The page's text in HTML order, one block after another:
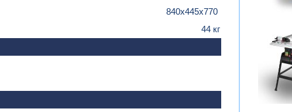
840х445х770
44 кг